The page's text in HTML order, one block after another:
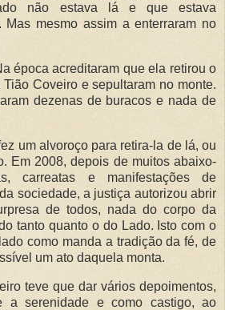
não estava lá e que estava
Mas mesmo assim a enterraram no
época acreditaram que ela retirou o
Coveiro e sepultaram no monte.
dezenas de buracos e nada de
um alvoroço para retira-la de lá, ou
Em 2008, depois de muitos abaixo-
carreatas e manifestações de
sociedade, a justiça autorizou abrir
de todos, nada do corpo da
tanto quanto o do Lado. Isto com o
como manda a tradição da fé, de
um ato daquela monta.
teve que dar vários depoimentos,
a serenidade e como castigo, ao